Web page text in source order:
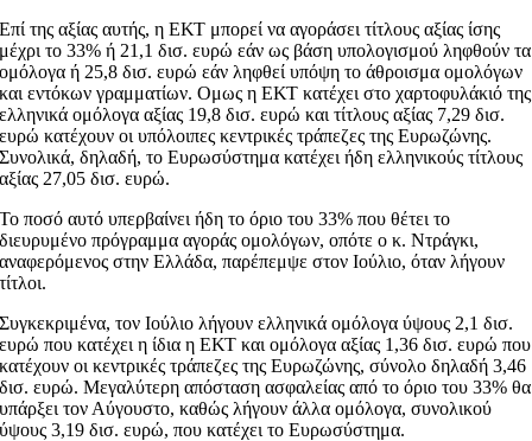
Επί της αξίας αυτής, η ΕΚΤ μπορεί να αγοράσει τίτλους αξίας ίσης
μέχρι το 33% ή 21,1 δισ. ευρώ εάν ως βάση υπολογισμού ληφθούν τα
ομόλογα ή 25,8 δισ. ευρώ εάν ληφθεί υπόψη το άθροισμα ομολόγων
και εντόκων γραμματίων. Ομως η ΕΚΤ κατέχει στο χαρτοφυλάκιό της
ελληνικά ομόλογα αξίας 19,8 δισ. ευρώ και τίτλους αξίας 7,29 δισ.
ευρώ κατέχουν οι υπόλοιπες κεντρικές τράπεζες της Ευρωζώνης.
Συνολικά, δηλαδή, το Ευρωσύστημα κατέχει ήδη ελληνικούς τίτλους
αξίας 27,05 δισ. ευρώ.
Το ποσό αυτό υπερβαίνει ήδη το όριο του 33% που θέτει το
διευρυμένο πρόγραμμα αγοράς ομολόγων, οπότε ο κ. Ντράγκι,
αναφερόμενος στην Ελλάδα, παρέπεμψε στον Ιούλιο, όταν λήγουν
τίτλοι.
Συγκεκριμένα, τον Ιούλιο λήγουν ελληνικά ομόλογα ύψους 2,1 δισ.
ευρώ που κατέχει η ίδια η ΕΚΤ και ομόλογα αξίας 1,36 δισ. ευρώ που
κατέχουν οι κεντρικές τράπεζες της Ευρωζώνης, σύνολο δηλαδή 3,46
δισ. ευρώ. Μεγαλύτερη απόσταση ασφαλείας από το όριο του 33% θα
υπάρξει τον Αύγουστο, καθώς λήγουν άλλα ομόλογα, συνολικού
ύψους 3,19 δισ. ευρώ, που κατέχει το Ευρωσύστημα.